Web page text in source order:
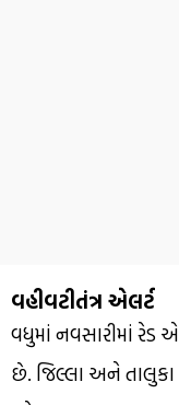
વહીવટીતંત્ર એલર્ટ
વધુમાં નવસારીમાં રેડ
છે. જિલ્લા અને તાલુકા